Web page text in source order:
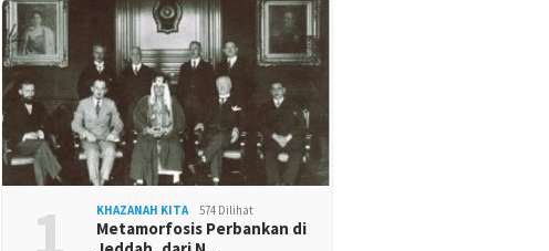
1 KHAZANAH KITA 574 Dilihat
Metamorfosis Perbankan di